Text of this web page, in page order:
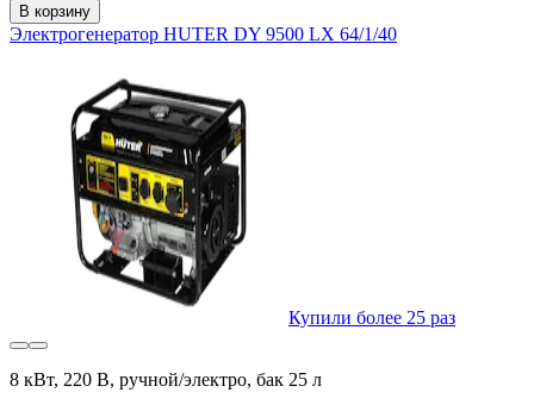
В корзину
Электрогенератор HUTER DY 9500 LX 64/1/40
Купили более 25 раз
8 кВт, 220 В, ручной/электро, бак 25 л